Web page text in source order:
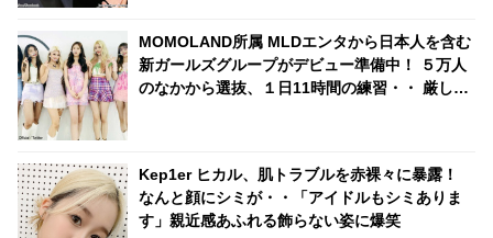
MOMOLAND所属 MLDエンタから日本人を含む
新ガールズグループがデビュー準備中！ ５万人
のなかから選抜、１日11時間の練習・・ 厳しい
Kep1er ヒカル、肌トラブルを赤裸々に暴露！
なんと顔にシミが・・「アイドルもシミありま
す」親近感あふれる飾らない姿に爆笑